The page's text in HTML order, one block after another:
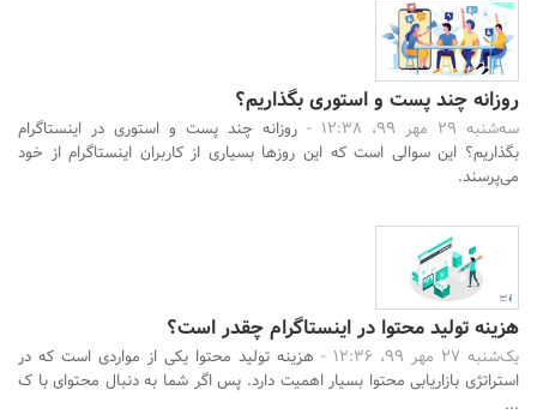
روزانه چند پست و استوری بگذاریم؟
سه‌شنبه 29 مهر 99، 12:38 -
روزانه چند پست و استوری در اینستاگرام
بگذاریم؟ این سوالی است که این روزها بسیاری از کاربران اینستاگرام از خود
می‌پرسند.
هزینه تولید محتوا در اینستاگرام چقدر است؟
یک‌شنبه 27 مهر 99، 12:36 -
هزینه تولید محتوا یکی از مواردی است که در
استراتژی بازاریابی محتوا بسیار اهمیت دارد. پس اگر شما به دنبال محتوای با ک
...